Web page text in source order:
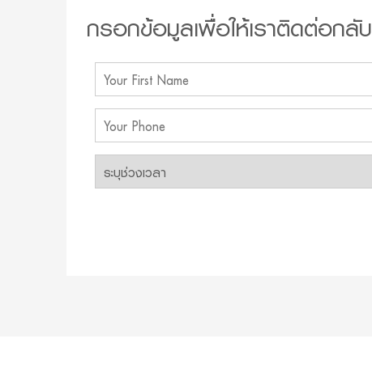
กรอกข้อมูลเพื่อให้เราติดต่อกลับ